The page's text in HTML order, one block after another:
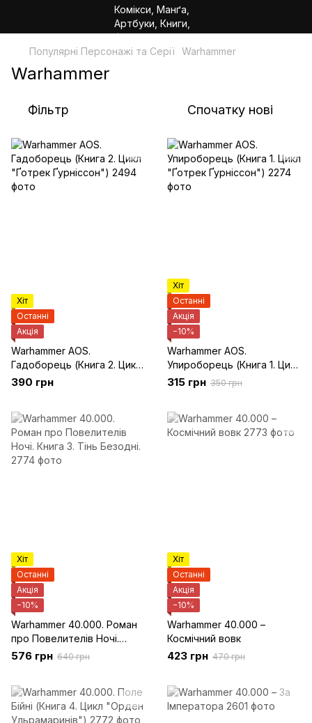
Популярні Персонажі та Серії Warhammer
Warhammer
Фільтр Спочатку нові
Хіт
Останні
Акція
Warhammer AOS.
Гадоборець (Книга 2. Цикл
"Ґотрек Ґурніссон")
390 грн
Хіт
Останні
Акція
−10%
Warhammer AOS.
Упироборець (Книга 1. Цикл
"Ґотрек Ґурніссон")
315 грн 350 грн
Хіт
Останні
Акція
−10%
Warhammer 40.000. Роман
про Повелителів Ночі.
Книга 3. Тінь Безодні.
576 грн 640 грн
Хіт
Останні
Акція
−10%
Warhammer 40.000 –
Космічний вовк
423 грн 470 грн